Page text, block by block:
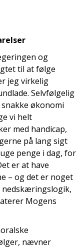
og
til at følge
jeg virkelig
Selvfølgelig
økonomi
vi helt
med handicap,
på lang sigt
penge i dag, for
er at have
– og det er noget
nedskæringslogik,
Mogens
nævner